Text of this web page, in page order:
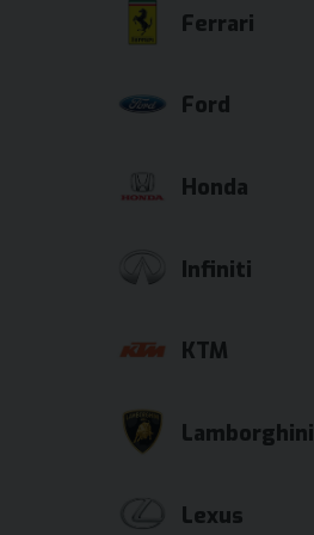
Ferrari
Ford
Honda
Infiniti
KTM
Lamborghini
Lexus